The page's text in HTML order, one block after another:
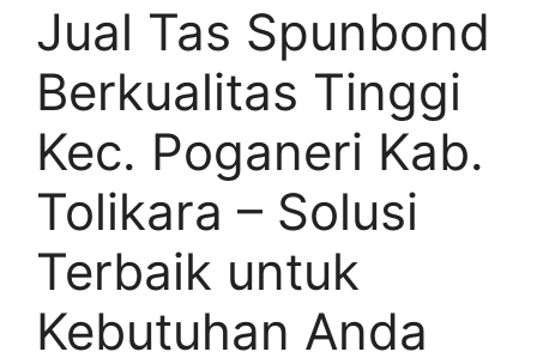
Jual Tas Spunbond
Berkualitas Tinggi
Kec. Poganeri Kab.
Tolikara – Solusi
Terbaik untuk
Kebutuhan Anda